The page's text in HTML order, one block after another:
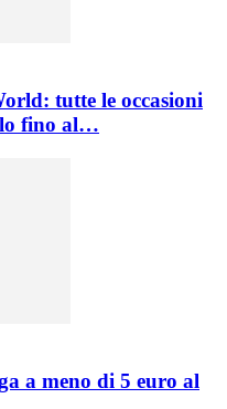
tutte le occasioni
fino al…
a meno di 5 euro al